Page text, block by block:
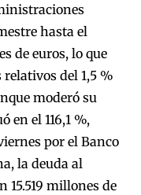
hasta el
de euros, lo que
del 1,5 %
moderó su
en el 116,1 %,
por el Banco
la deuda al
15.519 millones de